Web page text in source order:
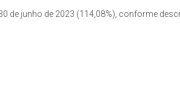
de junho de 2023 (114,08%), conforme